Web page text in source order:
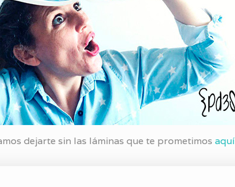
dejarte sin las láminas que te prometimosaquí